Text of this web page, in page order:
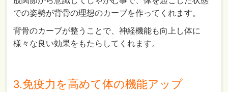
での姿勢が背骨の理想のカーブを作ってくれます。
背骨のカーブが整うことで、神経機能も向上し体に
様々な良い効果をもたらしてくれます。
3.免疫力を高めて体の機能アップ